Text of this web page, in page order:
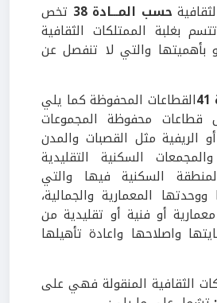
حسب المـــادة 38
تخص
بغلبة الممتلكات الثقافية
بأهميتها والتي لا تنفصل عن
القطاعات المحفوظة كما يلي
محفوظة المجموعات
الريفية مثل القصبات والمدن
السكنية التقليدية
السكنية فيها والتي
المعمارية والجمالية،
أو فنية أو تقليدية من
واصلاحها واعادة تأهيلها
الثقافية المنقولة فهي على